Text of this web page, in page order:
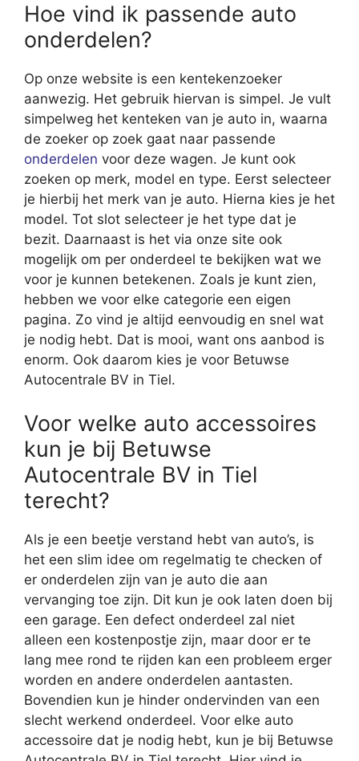
Hoe vind ik passende auto
onderdelen?
Op onze website is een kentekenzoeker
aanwezig. Het gebruik hiervan is simpel. Je vult
simpelweg het kenteken van je auto in, waarna
de zoeker op zoek gaat naar passende
onderdelen voor deze wagen. Je kunt ook
zoeken op merk, model en type. Eerst selecteer
je hierbij het merk van je auto. Hierna kies je het
model. Tot slot selecteer je het type dat je
bezit. Daarnaast is het via onze site ook
mogelijk om per onderdeel te bekijken wat we
voor je kunnen betekenen. Zoals je kunt zien,
hebben we voor elke categorie een eigen
pagina. Zo vind je altijd eenvoudig en snel wat
je nodig hebt. Dat is mooi, want ons aanbod is
enorm. Ook daarom kies je voor Betuwse
Autocentrale BV in Tiel.
Voor welke auto accessoires
kun je bij Betuwse
Autocentrale BV in Tiel
terecht?
Als je een beetje verstand hebt van auto’s, is
het een slim idee om regelmatig te checken of
er onderdelen zijn van je auto die aan
vervanging toe zijn. Dit kun je ook laten doen bij
een garage. Een defect onderdeel zal niet
alleen een kostenpostje zijn, maar door er te
lang mee rond te rijden kan een probleem erger
worden en andere onderdelen aantasten.
Bovendien kun je hinder ondervinden van een
slecht werkend onderdeel. Voor elke auto
accessoire dat je nodig hebt, kun je bij Betuwse